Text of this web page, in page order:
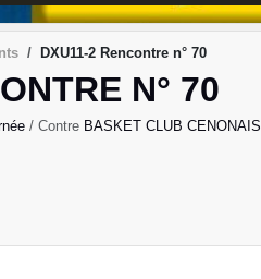
DXU11-2 Rencontre n° 70
N° 70
/ Contre BASKET CLUB CENONAIS